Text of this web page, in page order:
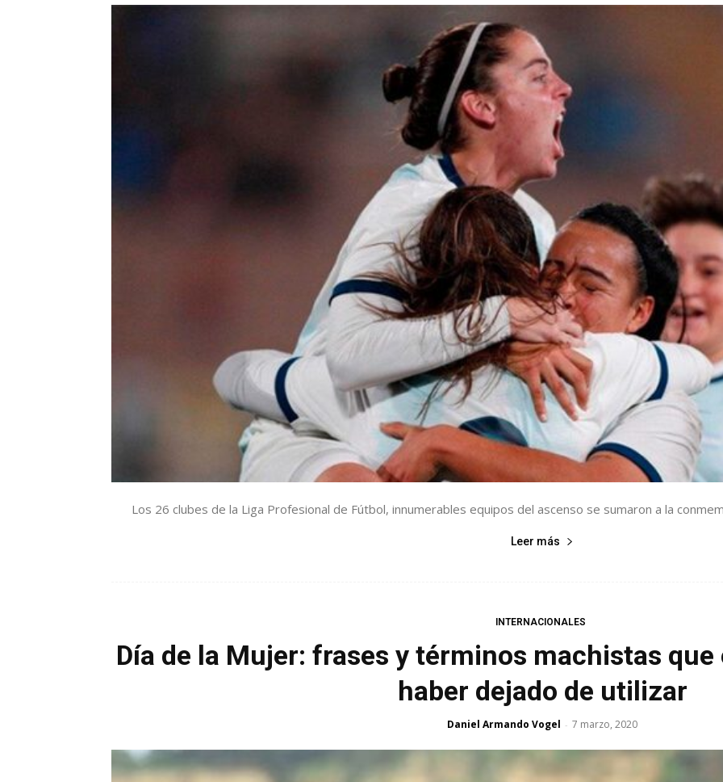
Los 26 clubes de la Liga Profesional de Fútbol, innumerables equipos del ascenso se sumaron a la
Leer más
INTERNACIONALES
Día de la Mujer: frases y términos machistas
haber dejado de utilizar
Daniel Armando Vogel - 7 marzo, 2020